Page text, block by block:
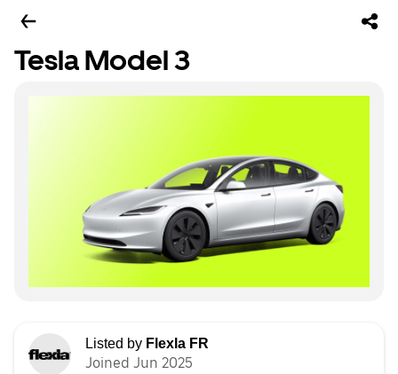
Tesla Model 3
Listed by Flexla FR
Joined Jun 2025